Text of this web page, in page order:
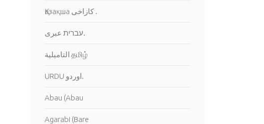
Қазақша كازاخى .
עברית عبرى.
التاميلية தமிழ்
URDU اوردو.
Abau (Abau
Agarabi (Bare